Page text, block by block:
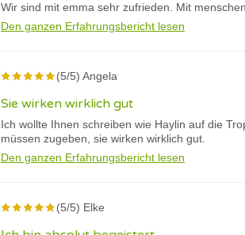
Wir sind mit emma sehr zufrieden. Mit
Den ganzen Erfahrungsbericht lesen
(5/5) Angela
Sie wirken wirklich gut
Ich wollte Ihnen schreiben wie Haylin auf die
müssen zugeben, sie wirken wirklich gut.
Den ganzen Erfahrungsbericht lesen
(5/5) Elke